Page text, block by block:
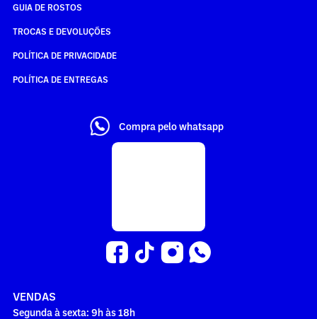
GUIA DE ROSTOS
TROCAS E DEVOLUÇÕES
POLÍTICA DE PRIVACIDADE
POLÍTICA DE ENTREGAS
Compra pelo whatsapp
VENDAS
Segunda à sexta: 9h às 18h